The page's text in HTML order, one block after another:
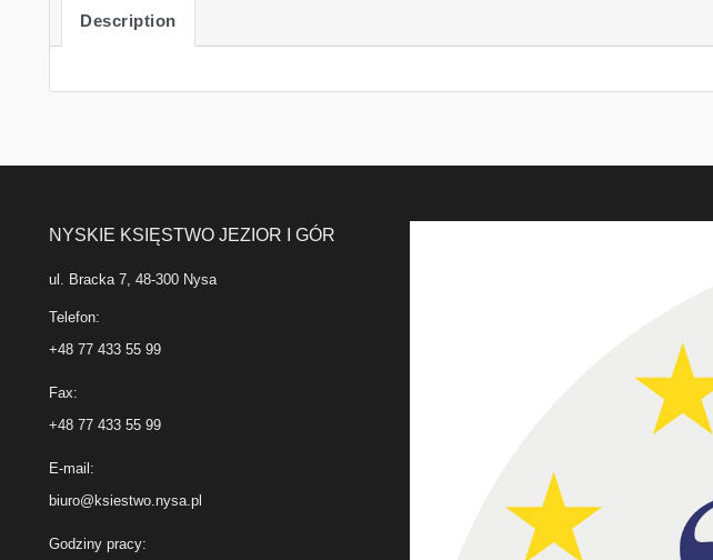
Description
NYSKIE KSIĘSTWO JEZIOR I GÓR
ul. Bracka 7, 48-300 Nysa
Telefon:
+48 77 433 55 99
Fax:
+48 77 433 55 99
E-mail:
biuro@ksiestwo.nysa.pl
Godziny pracy: